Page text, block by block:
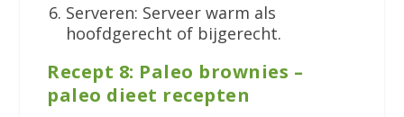
Serveren: Serveer warm als
hoofdgerecht of bijgerecht.
Recept 8: Paleo brownies –
paleo dieet recepten